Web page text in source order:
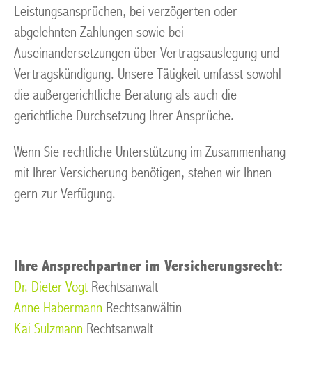
Leistungsansprüchen, bei verzögerten oder
abgelehnten Zahlungen sowie bei
Auseinandersetzungen über Vertragsauslegung und
Vertragskündigung. Unsere Tätigkeit umfasst sowohl
die außergerichtliche Beratung als auch die
gerichtliche Durchsetzung Ihrer Ansprüche.
Wenn Sie rechtliche Unterstützung im Zusammenhang
mit Ihrer Versicherung benötigen, stehen wir Ihnen
gern zur Verfügung.
Ihre Ansprechpartner im Versicherungsrecht:
Dr. Dieter Vogt Rechtsanwalt
Anne Habermann Rechtsanwältin
Kai Sulzmann Rechtsanwalt